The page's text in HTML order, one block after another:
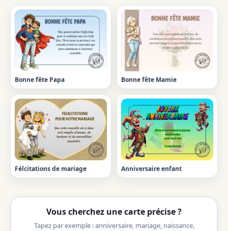
Bonne fête Papa Bonne fête Mamie
Félcitations de mariage Anniversaire enfant
Vous cherchez une carte précise ?
Tapez par exemple : anniversaire, mariage, naissance,